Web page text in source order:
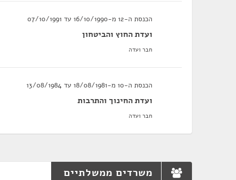
הכנסת ה-12 מ-16/10/1990 עד 07/10/1991
ועדת החוץ והביטחון
חבר ועדה
הכנסת ה-10 מ-18/08/1981 עד 13/08/1984
ועדת החינוך והתרבות
חבר ועדה
משרדים ממשלתיים